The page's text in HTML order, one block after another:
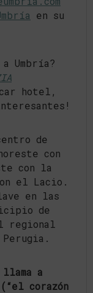
en su
Umbría?
hotel,
de
con
con la
el Lacio.
en las
de
regional
a
corazón